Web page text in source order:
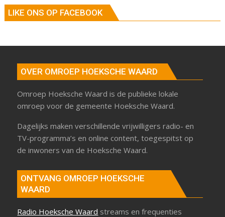
LIKE ONS OP FACEBOOK
OVER OMROEP HOEKSCHE WAARD
Omroep Hoeksche Waard is de publieke lokale
omroep voor de gemeente Hoeksche Waard.
Dagelijks maken verschillende vrijwilligers radio- en
TV-programma’s en online content, toegespitst op
de inwoners van de Hoeksche Waard.
ONTVANG OMROEP HOEKSCHE
WAARD
Radio Hoeksche Waard streams en frequenties